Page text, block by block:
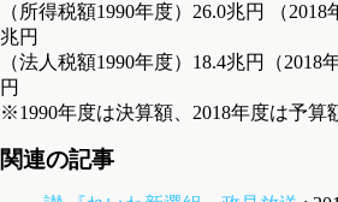
（所得税額1990年度）26.0兆円 （
兆円
（法人税額1990年度）18.4兆円（
円
※1990年度は決算額、2018年度は予算
関連の記事